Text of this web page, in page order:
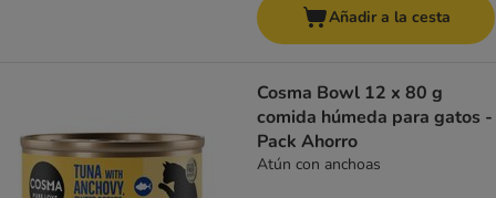
Añadir a la cesta
Cosma Bowl 12 x 80 g
comida húmeda para gatos -
Pack Ahorro
Atún con anchoas